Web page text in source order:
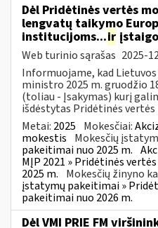
Dėl Pridėtinės vertės
lengvatų taikymo
institucijoms...ir
Web turinio sąrašas 2025-
Informuojame, kad
ministro 2025 m. gruodžio
(toliau - Įsakymas) kurį
išdėstytas Pridėtinės vertės
Metai: 2025 Mokesčiai:
mokestis Mokesčių
pakeitimai nuo 2025 m.
MĮP 2021 » Pridėtinės
2025 m. Mokesčių žinyno
įstatymų pakeitimai »
pakeitimai nuo 2026 m.
Dėl VMI PRIE FM